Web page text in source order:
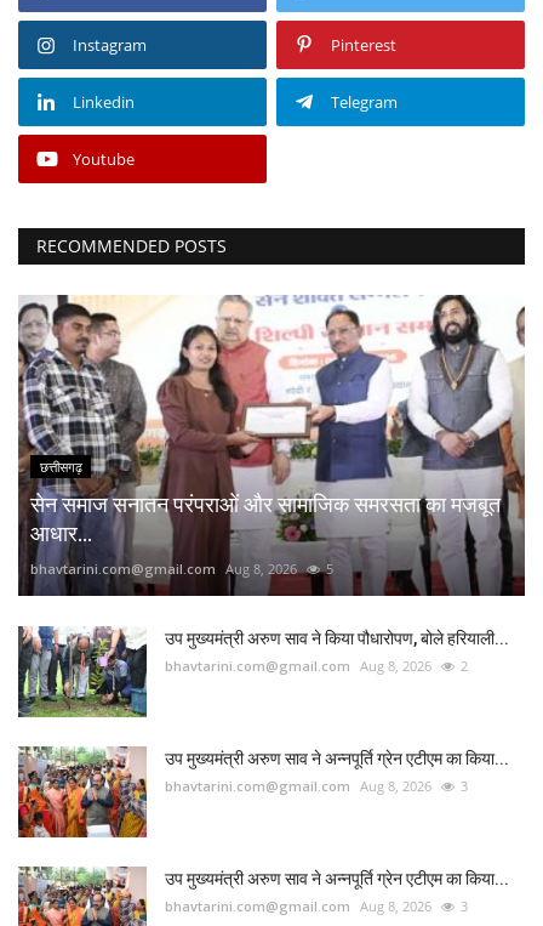
Instagram Pinterest
Linkedin Telegram
Youtube
RECOMMENDED POSTS
छत्तीसगढ़
सेन समाज सनातन परंपराओं और सामाजिक समरसता का मजबूत
आधार...
bhavtarini.com@gmail.com Aug 8, 2026 5
उप मुख्यमंत्री अरुण साव ने किया पौधारोपण, बोले हरियाली...
bhavtarini.com@gmail.com Aug 8, 2026 2
उप मुख्यमंत्री अरुण साव ने अन्नपूर्ति ग्रेन एटीएम का किया...
bhavtarini.com@gmail.com Aug 8, 2026 3
उप मुख्यमंत्री अरुण साव ने अन्नपूर्ति ग्रेन एटीएम का किया...
bhavtarini.com@gmail.com Aug 8, 2026 3